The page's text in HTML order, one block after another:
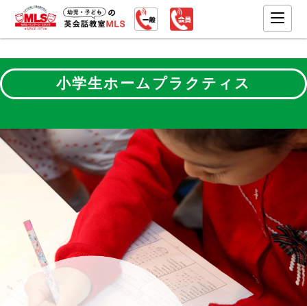
小学生ホームプラクティス